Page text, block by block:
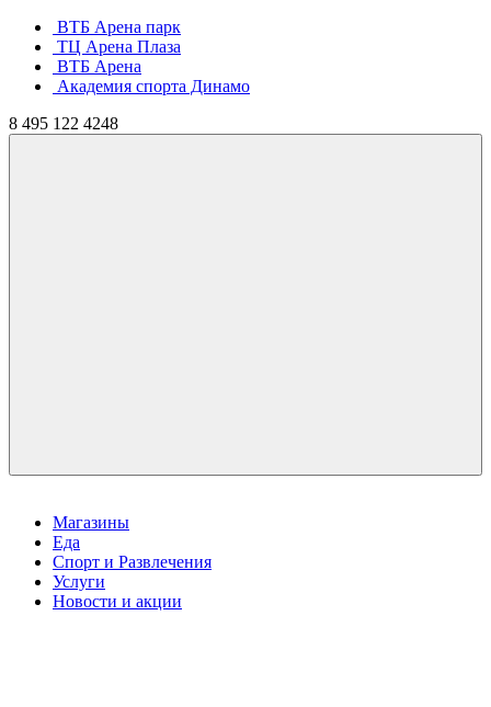
ВТБ Арена парк
ТЦ Арена Плаза
ВТБ Арена
Академия спорта Динамо
8 495 122 4248
Магазины
Еда
Спорт и Развлечения
Услуги
Новости и акции